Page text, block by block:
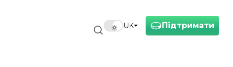
Підтримати
UK